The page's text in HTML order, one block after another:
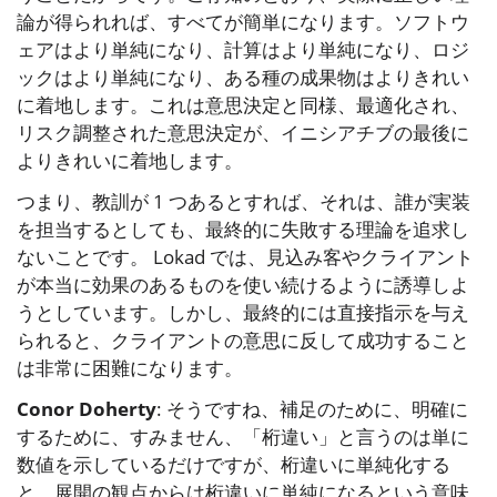
論が得られれば、すべてが簡単になります。ソフトウ
ェアはより単純になり、計算はより単純になり、ロジ
ックはより単純になり、ある種の成果物はよりきれい
に着地します。これは意思決定と同様、最適化され、
リスク調整された意思決定が、イニシアチブの最後に
よりきれいに着地します。
つまり、教訓が 1 つあるとすれば、それは、誰が実装
を担当するとしても、最終的に失敗する理論を追求し
ないことです。 Lokad では、見込み客やクライアント
が本当に効果のあるものを使い続けるように誘導しよ
うとしています。しかし、最終的には直接指示を与え
られると、クライアントの意思に反して成功すること
は非常に困難になります。
Conor Doherty: そうですね、補足のために、明確に
するために、すみません、「桁違い」と言うのは単に
数値を示しているだけですが、桁違いに単純化する